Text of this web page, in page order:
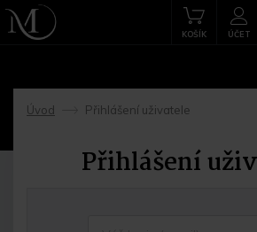
KOŠÍK ÚČET
Úvod
->
Přihlášení uživatele
Přihlášení